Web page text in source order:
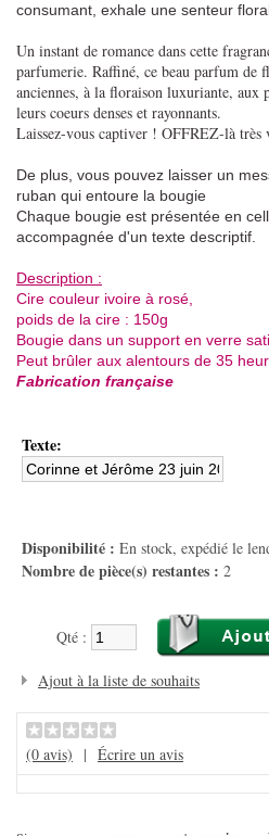
consumant, exhale une senteur
Un instant de romance dans cette
parfumerie. Raffiné, ce beau parfum de
anciennes, à la floraison luxuriante, aux
leurs coeurs denses et rayonnants.
Laissez-vous captiver ! OFFREZ-là très
De plus, vous pouvez laisser un
ruban qui entoure la bougie
Chaque bougie est présentée en
accompagnée d'un texte descriptif.
Description :
Cire couleur ivoire à rosé,
poids de la cire : 150g
Bougie dans un support en verre
Peut brûler aux alentours de 35
Fabrication française
Texte:
Disponibilité : En stock, expédié le
Nombre de pièce(s) restantes : 2
Qté :
Ajout à la liste de souhaits
(0 avis) | Écrire un avis